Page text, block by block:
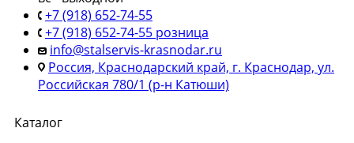
+7 (918) 652-74-55
+7 (918) 652-74-55 розница
info@stalservis-krasnodar.ru
Россия, Краснодарский край, г. Краснодар, ул.
Российская 780/1 (р-н Катюши)
Каталог